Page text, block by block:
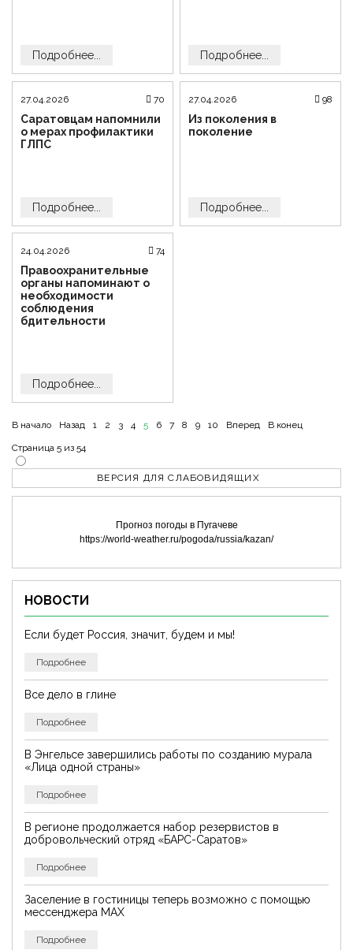
ВЕРСИЯ ДЛЯ СЛАБОВИДЯЩИХ
Прогноз погоды в Пугачеве
https://world-weather.ru/pogoda/russia/kazan/
НОВОСТИ
Если будет Россия, значит, будем и мы!
Подробнее
Все дело в глине
Подробнее
В Энгельсе завершились работы по созданию мурала
«Лица одной страны»
Подробнее
В регионе продолжается набор резервистов в
добровольческий отряд «БАРС-Саратов»
Подробнее
Заселение в гостиницы теперь возможно с помощью
мессенджера MAX
Подробнее
Подробнее... Подробнее...
27.04.2026 70
Саратовцам напомнили
о мерах профилактики
ГЛПС
Подробнее...
27.04.2026 98
Из поколения в
поколение
Подробнее...
24.04.2026 74
Правоохранительные
органы напоминают о
необходимости
соблюдения
бдительности
Подробнее...
В начало Назад 1 2 3 4 5 6 7 8 9 10 Вперед В конец
Страница 5 из 54